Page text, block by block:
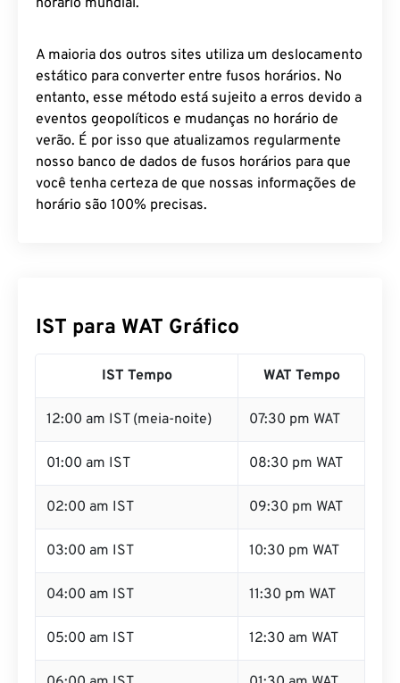
horário mundial.
A maioria dos outros sites utiliza um deslocamento
estático para converter entre fusos horários. No
entanto, esse método está sujeito a erros devido a
eventos geopolíticos e mudanças no horário de
verão. É por isso que atualizamos regularmente
nosso banco de dados de fusos horários para que
você tenha certeza de que nossas informações de
horário são 100% precisas.
IST para WAT Gráfico
IST Tempo WAT Tempo
12:00 am IST (meia-noite) 07:30 pm WAT
01:00 am IST 08:30 pm WAT
02:00 am IST 09:30 pm WAT
03:00 am IST 10:30 pm WAT
04:00 am IST 11:30 pm WAT
05:00 am IST 12:30 am WAT